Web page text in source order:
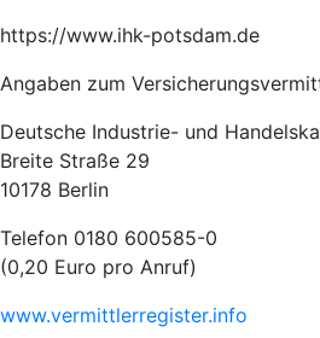
https://www.ihk-potsdam.de
Angaben zum
Deutsche Industrie- und
Breite Straße 29
10178 Berlin
Telefon 0180 600585-0
(0,20 Euro pro Anruf)
www.vermittlerregister.info